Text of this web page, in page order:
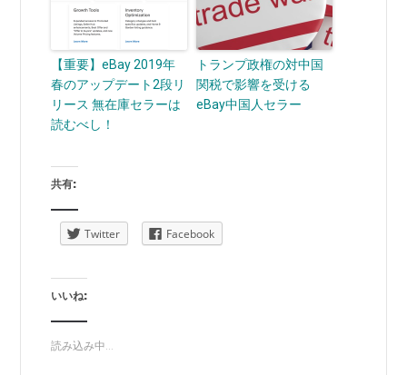
【重要】eBay 2019年
春のアップデート2段リ
リース 無在庫セラーは
読むべし！
トランプ政権の対中国
関税で影響を受ける
eBay中国人セラー
共有:
Twitter Facebook
いいね:
読み込み中...